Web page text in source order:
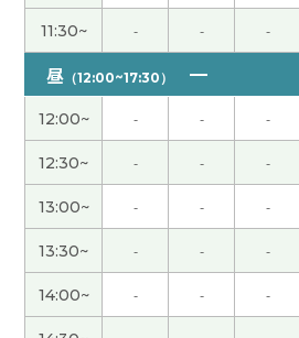
谢谢您的课。离开老父母家的时
悲伤了。虽然我感觉还是舍不
这是最好的选择。下次见。
谢谢。下次见吧。( 男性 )
谢谢您的课。我很高兴跟你说分
然我吃亏了多、可是我知道这
见。( 男性 )
酒喝醉常常唱歌。很热闹。日
11:30~ - - -
昼 （12:00~17:30）
12:00~ - - -
12:30~ - - -
13:00~ - - -
13:30~ - - -
14:00~ - - -